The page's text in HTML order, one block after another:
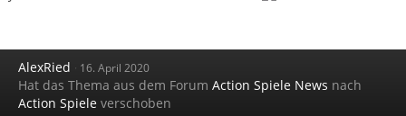
AlexRied 16. April 2020
Hat das Thema aus dem Forum Action Spiele News nach
Action Spiele verschoben